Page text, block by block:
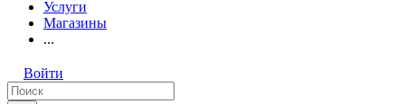
Услуги
Магазины
...
Войти